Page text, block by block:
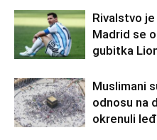
Rivalstvo
Madrid se
gubitka
Muslimani
odnosu na
okrenuli